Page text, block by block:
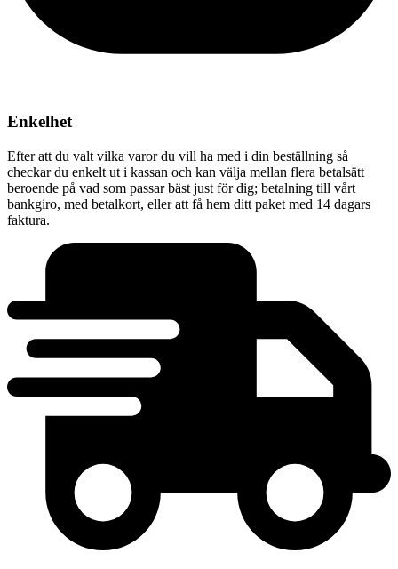
Enkelhet
Efter att du valt vilka varor du vill ha med i din beställning så
checkar du enkelt ut i kassan och kan välja mellan flera betalsätt
beroende på vad som passar bäst just för dig; betalning till vårt
bankgiro, med betalkort, eller att få hem ditt paket med 14 dagars
faktura.